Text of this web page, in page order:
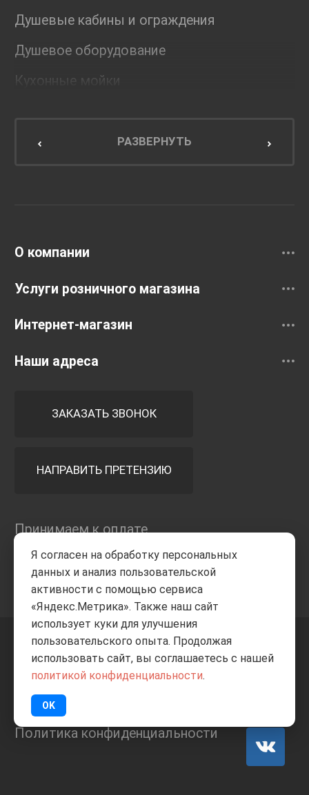
Душевые кабины и ограждения
Душевое оборудование
Кухонные мойки
Мебель для кухниРАЗВЕРНУТЬ
О компании
Услуги розничного магазина
Интернет-магазин
Наши адреса
ЗАКАЗАТЬ ЗВОНОК
НАПРАВИТЬ ПРЕТЕНЗИЮ
Принимаем к оплате
+7 8332205-805 ВВЕРХ
ИП Баранов А.С. 2026
Политика конфиденциальности
Я согласен на обработку персональных
данных и анализ пользовательской
активности с помощью сервиса
«Яндекс.Метрика». Также наш сайт
использует куки для улучшения
пользовательского опыта. Продолжая
использовать сайт, вы соглашаетесь с нашей
политикой конфиденциальности.
OK